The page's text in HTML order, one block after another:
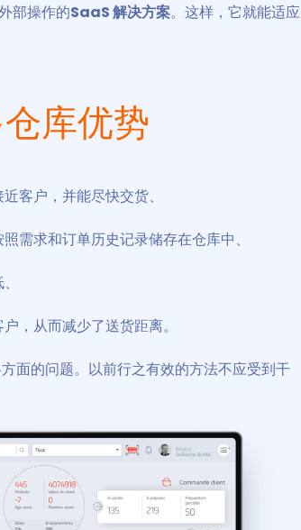
部操作的SaaS 解决方案。这样，它就能适应
库优势
客户，并能尽快交货、
需求和订单历史记录储存在仓库中、
，从而减少了送货距离。
面的问题。以前行之有效的方法不应受到干